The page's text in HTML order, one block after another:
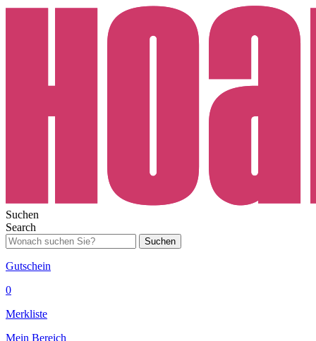
Suchen
Search
Suchen
Gutschein
0
Merkliste
Mein Bereich